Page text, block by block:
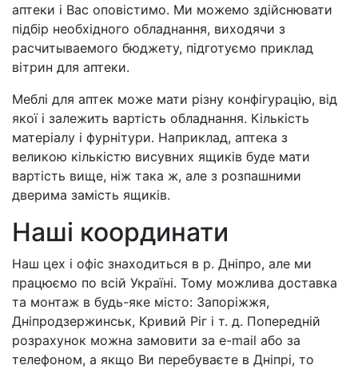
аптеки і Вас оповістимо. Ми можемо здійснювати
підбір необхідного обладнання, виходячи з
расчитываемого бюджету, підготуємо приклад
вітрин для аптеки.
Меблі для аптек може мати різну конфігурацію, від
якої і залежить вартість обладнання. Кількість
матеріалу і фурнітури. Наприклад, аптека з
великою кількістю висувних ящиків буде мати
вартість вище, ніж така ж, але з розпашними
дверима замість ящиків.
Наші координати
Наш цех і офіс знаходиться в р. Дніпро, але ми
працюємо по всій Україні. Тому можлива доставка
та монтаж в будь-яке місто: Запоріжжя,
Дніпродзержинськ, Кривий Ріг і т. д. Попередній
розрахунок можна замовити за e-mail або за
телефоном, а якщо Ви перебуваєте в Дніпрі, то